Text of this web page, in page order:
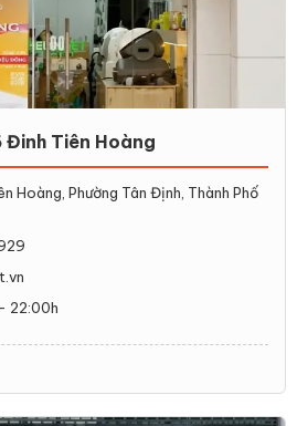
Đinh Tiên Hoàng
Hoàng, Phường Tân Định, Thành Phố
22:00h